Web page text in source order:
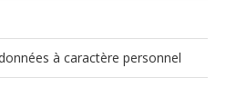
à caractère personnel